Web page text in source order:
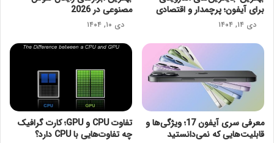
برای آیفون؛ پرچمدار و اقتصادی
دی ۱۴, ۱۴۰۴
مصنوعی در 2026
دی ۱۰, ۱۴۰۴
معرفی سری آیفون 17؛ ویژگی‌ها و
قابلیت‌هایی که نمی‌دانستید
تفاوت CPU و GPU؛ کارت گرافیک
چه تفاوت‌هایی با CPU دارد؟